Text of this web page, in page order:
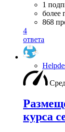
1
более
868
4
ответа
курса